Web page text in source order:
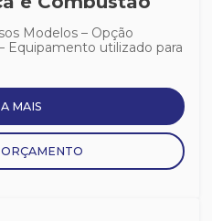
Modelos – Opção
Equipamento utilizado para
MAIS